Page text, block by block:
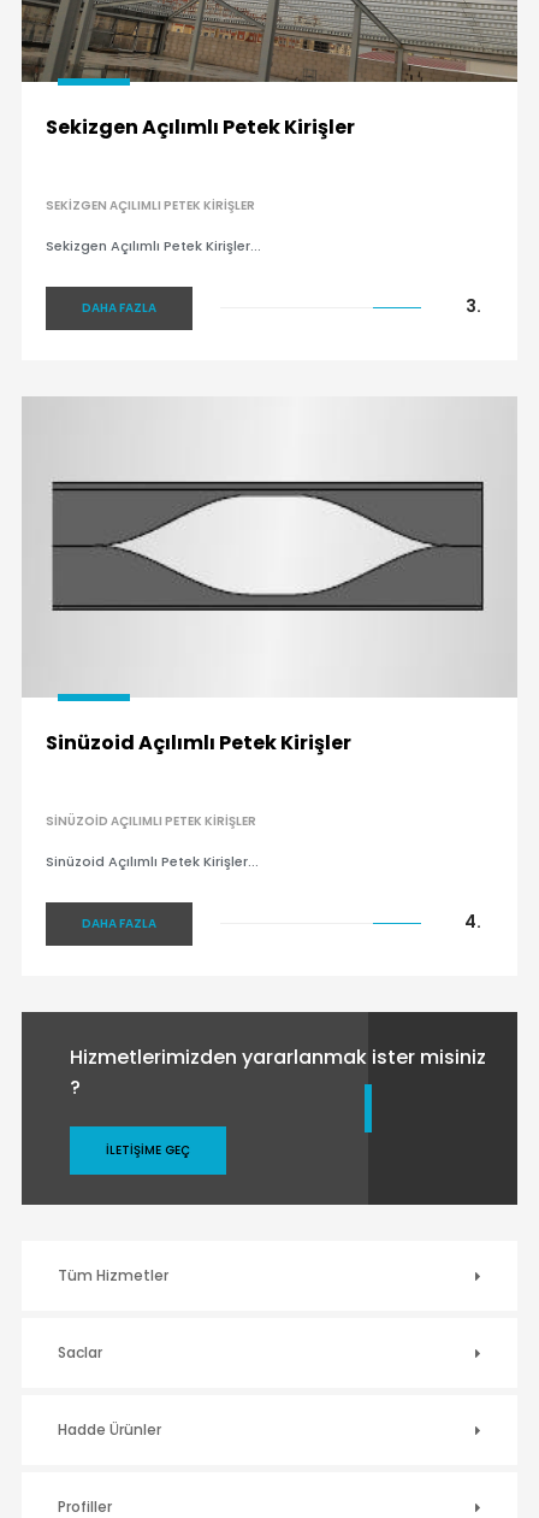
Sekizgen Açılımlı Petek Kirişler
SEKIZGEN AÇILIMLI PETEK KIRIŞLER
Sekizgen Açılımlı Petek Kirişler...
DAHA FAZLA 3.
Sinüzoid Açılımlı Petek Kirişler
SINÜZOID AÇILIMLI PETEK KIRIŞLER
Sinüzoid Açılımlı Petek Kirişler...
DAHA FAZLA 4.
Hizmetlerimizden yararlanmak ister misiniz
?
İLETIŞIME GEÇ
Tüm Hizmetler
Saclar
Hadde Ürünler
Profiller